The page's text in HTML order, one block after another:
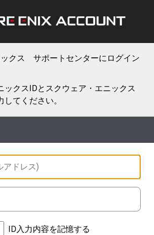
ックス サポートセンターにログイン
ックスIDとスクウェア・エニックス
てください。
ID入力内容を記憶する